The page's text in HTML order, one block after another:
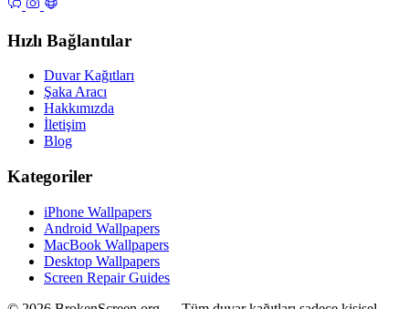
Hızlı Bağlantılar
Duvar Kağıtları
Şaka Aracı
Hakkımızda
İletişim
Blog
Kategoriler
iPhone Wallpapers
Android Wallpapers
MacBook Wallpapers
Desktop Wallpapers
Screen Repair Guides